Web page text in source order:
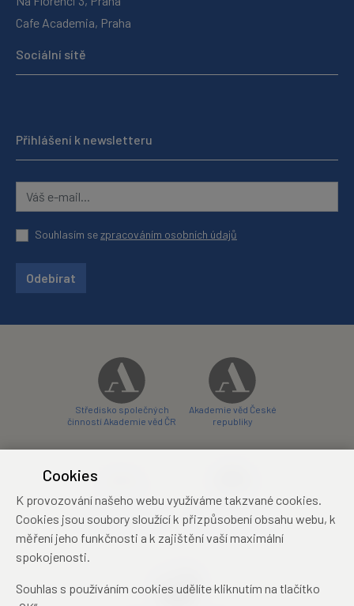
Cafe Academia, Praha
Sociální sítě
Přihlášení k newsletteru
Souhlasím sezpracováním osobních údajů
Odebírat
Středisko společných
činností Akademie věd ČR
Akademie věd České
republiky
konferenční centrum
Zámecký hotel Třešť
konferenční centrum
Cookies
K provozování našeho webu využíváme takzvané cookies.
Cookies jsou soubory sloužící k přizpůsobení obsahu webu, k
měření jeho funkčnosti a k zajištění vaší maximální
spokojenosti.
Souhlas s používáním cookies udělíte kliknutím na tlačítko